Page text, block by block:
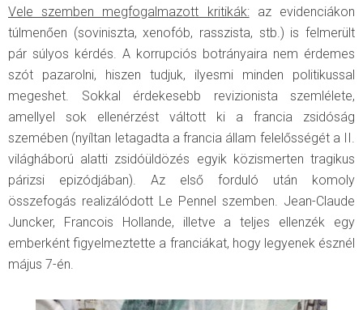
Vele szemben megfogalmazott kritikák:az evidenciákon
túlmenően (soviniszta, xenofób, rasszista, stb.) is felmerült
pár súlyos kérdés. A korrupciós botrányaira nem érdemes
szót pazarolni, hiszen tudjuk, ilyesmi minden politikussal
megeshet. Sokkal érdekesebb revizionista szemlélete,
amellyel sok ellenérzést váltott ki a francia zsidóság
szemében (nyíltan letagadta a francia állam felelősségét a II.
világháború alatti zsidóüldözés egyik közismerten tragikus
párizsi epizódjában). Az első forduló után komoly
összefogás realizálódott Le Pennel szemben. Jean-Claude
Juncker, Francois Hollande, illetve a teljes ellenzék egy
emberként figyelmeztette a franciákat, hogy legyenek észnél
május 7-én.